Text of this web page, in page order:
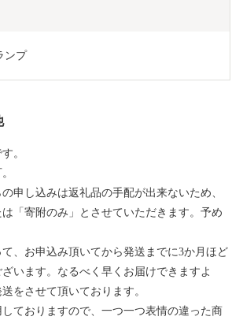
ンプ
。
申し込みは返礼品の手配が出来ないため、
は「寄附のみ」とさせていただきます。予め
、お申込み頂いてから発送までに3か月ほど
います。なるべく早くお届けできますよ
をさせて頂いております。
ておりますので、一つ一つ表情の違った商